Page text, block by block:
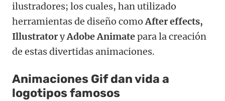
ilustradores; los cuales, han utilizado
herramientas de diseño comoAfter effects,
IllustratoryAdobe Animatepara la creación
de estas divertidas animaciones.
Animaciones Gif dan vida a
logotipos famosos